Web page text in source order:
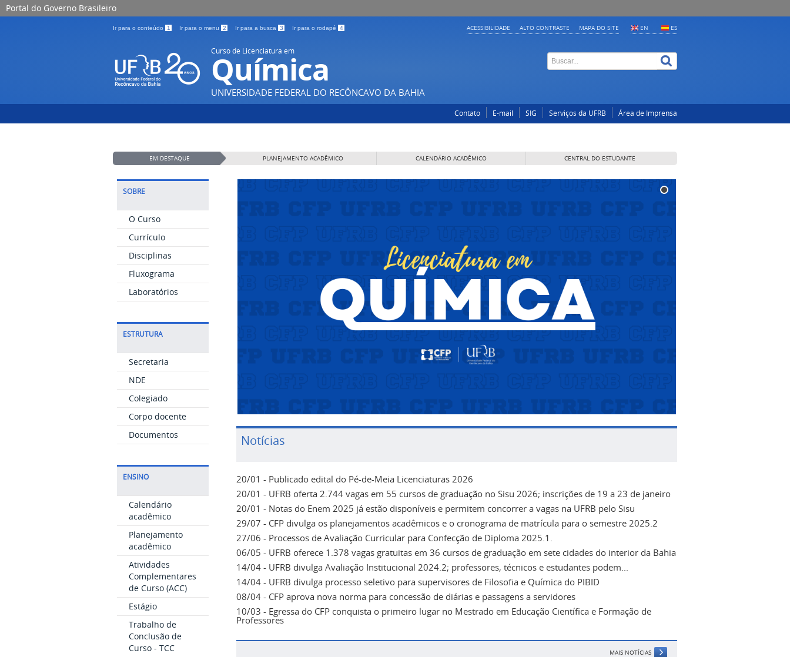
Portal do Governo Brasileiro
Ir para o conteúdo 1 Ir para o menu 2 Ir para a busca 3 Ir para o rodapé 4 EN ES
ACESSIBILIDADE ALTO CONTRASTE MAPA DO SITE
Curso de Licenciatura em
Química
UNIVERSIDADE FEDERAL DO RECÔNCAVO DA BAHIA
Contato E-mail SIG Serviços da UFRB Área de Imprensa
EM DESTAQUE PLANEJAMENTO ACADÊMICO CALENDÁRIO ACADÊMICO CENTRAL DO ESTUDANTE
SOBRE
O Curso
Currículo
Disciplinas
Fluxograma
Laboratórios
ESTRUTURA
Secretaria
NDE
Colegiado
Corpo docente
Documentos
ENSINO
Calendário
acadêmico
Planejamento
acadêmico
Atividades
Complementares
de Curso (ACC)
Estágio
Trabalho de
Conclusão de
Curso - TCC
Notícias
20/01 - Publicado edital do Pé-de-Meia Licenciaturas 2026
20/01 - UFRB oferta 2.744 vagas em 55 cursos de graduação no Sisu 2026; inscrições de 19 a 23 de janeiro
20/01 - Notas do Enem 2025 já estão disponíveis e permitem concorrer a vagas na UFRB pelo Sisu
29/07 - CFP divulga os planejamentos acadêmicos e o cronograma de matrícula para o semestre 2025.2
27/06 - Processos de Avaliação Curricular para Confecção de Diploma 2025.1.
06/05 - UFRB oferece 1.378 vagas gratuitas em 36 cursos de graduação em sete cidades do interior da Bahia
14/04 - UFRB divulga Avaliação Institucional 2024.2; professores, técnicos e estudantes podem...
14/04 - UFRB divulga processo seletivo para supervisores de Filosofia e Química do PIBID
08/04 - CFP aprova nova norma para concessão de diárias e passagens a servidores
10/03 - Egressa do CFP conquista o primeiro lugar no Mestrado em Educação Científica e Formação de
Professores
MAIS NOTÍCIAS